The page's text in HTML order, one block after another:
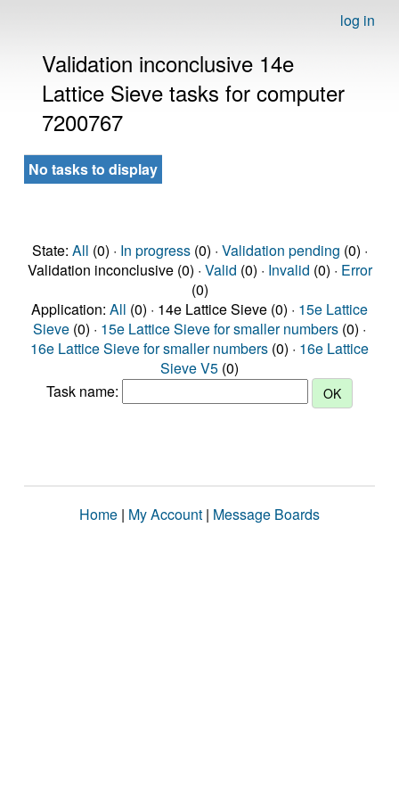
log in
Validation inconclusive 14e
Lattice Sieve tasks for computer
7200767
No tasks to display
State: All (0) · In progress(0) · Validation pending (0) ·
Validation inconclusive (0) · Valid (0) · Invalid (0) · Error
(0)
Application: All (0) · 14e Lattice Sieve (0) · 15e Lattice
Sieve (0) · 15e Lattice Sieve for smaller numbers (0) ·
16e Lattice Sieve for smaller numbers (0) · 16e Lattice
Sieve V5 (0)
Task name:
Home | My Account | Message Boards